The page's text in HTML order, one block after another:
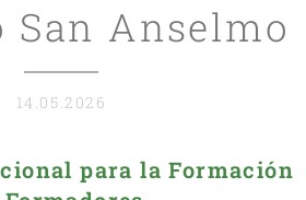
Anselmo
14.05.2026
para la Formación